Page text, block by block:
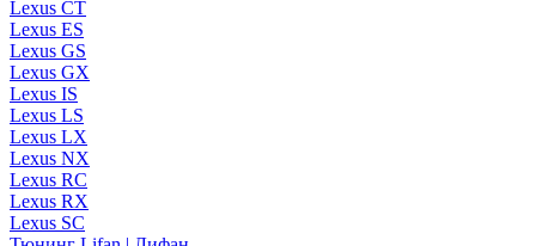
Lexus CT
Lexus ES
Lexus GS
Lexus GX
Lexus IS
Lexus LS
Lexus LX
Lexus NX
Lexus RC
Lexus RX
Lexus SC